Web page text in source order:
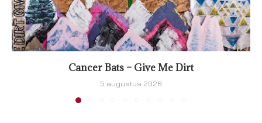
Cancer Bats – Give Me Dirt
5 augustus 2026